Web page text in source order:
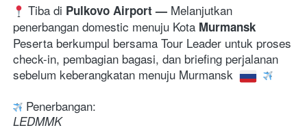
Tiba di Pulkovo Airport — Melanjutkan
penerbangan domestic menuju Kota Murmansk
Peserta berkumpul bersama Tour Leader untuk proses
check-in, pembagian bagasi, dan briefing perjalanan
sebelum keberangkatan menuju Murmansk
Penerbangan:
LEDMMK